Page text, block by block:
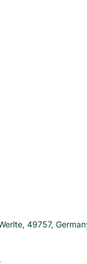
, 49757,